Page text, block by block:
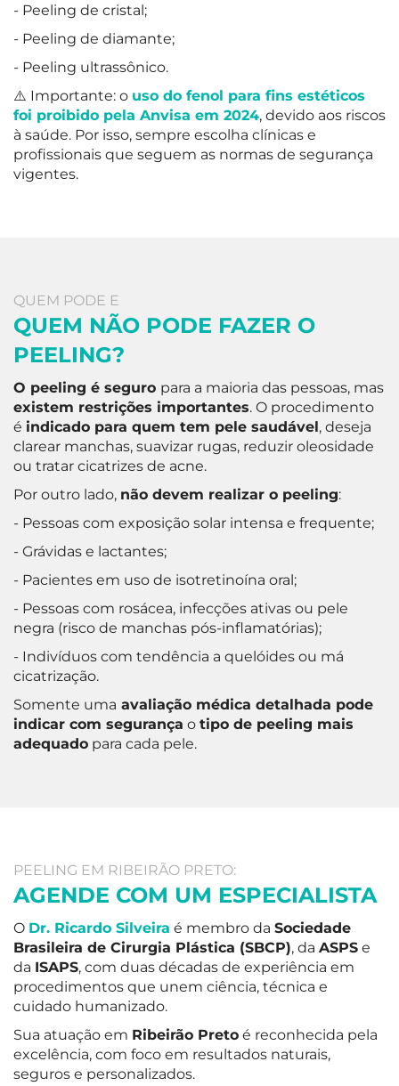
- Peeling de cristal;
- Peeling de diamante;
- Peeling ultrassônico.
⚠️ Importante: o uso do fenol para fins estéticos
foi proibido pela Anvisa em 2024, devido aos riscos
à saúde. Por isso, sempre escolha clínicas e
profissionais que seguem as normas de segurança
vigentes.
QUEM PODE E
QUEM NÃO PODE FAZER O
PEELING?
O peeling é seguro para a maioria das pessoas, mas
existem restrições importantes. O procedimento
é indicado para quem tem pele saudável, deseja
clarear manchas, suavizar rugas, reduzir oleosidade
ou tratar cicatrizes de acne.
Por outro lado, não devem realizar o peeling:
- Pessoas com exposição solar intensa e frequente;
- Grávidas e lactantes;
- Pacientes em uso de isotretinoína oral;
- Pessoas com rosácea, infecções ativas ou pele
negra (risco de manchas pós-inflamatórias);
- Indivíduos com tendência a quelóides ou má
cicatrização.
Somente uma avaliação médica detalhada pode
indicar com segurança o tipo de peeling mais
adequado para cada pele.
PEELING EM RIBEIRÃO PRETO:
AGENDE COM UM ESPECIALISTA
O Dr. Ricardo Silveira é membro da Sociedade
Brasileira de Cirurgia Plástica (SBCP), da ASPS e
da ISAPS, com duas décadas de experiência em
procedimentos que unem ciência, técnica e
cuidado humanizado.
Sua atuação em Ribeirão Preto é reconhecida pela
excelência, com foco em resultados naturais,
seguros e personalizados.